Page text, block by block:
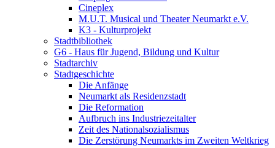
Cineplex
M.U.T. Musical und Theater Neumarkt e.V.
K3 - Kulturprojekt
Stadtbibliothek
G6 - Haus für Jugend, Bildung und Kultur
Stadtarchiv
Stadtgeschichte
Die Anfänge
Neumarkt als Residenzstadt
Die Reformation
Aufbruch ins Industriezeitalter
Zeit des Nationalsozialismus
Die Zerstörung Neumarkts im Zweiten Weltkrieg